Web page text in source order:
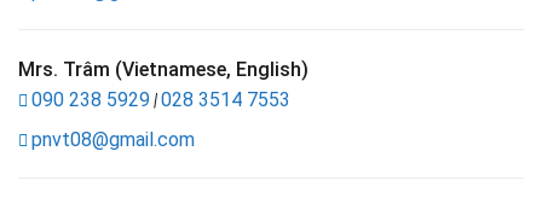
Mrs. Trâm (Vietnamese, English)
090 238 5929 |028 3514 7553
pnvt08@gmail.com